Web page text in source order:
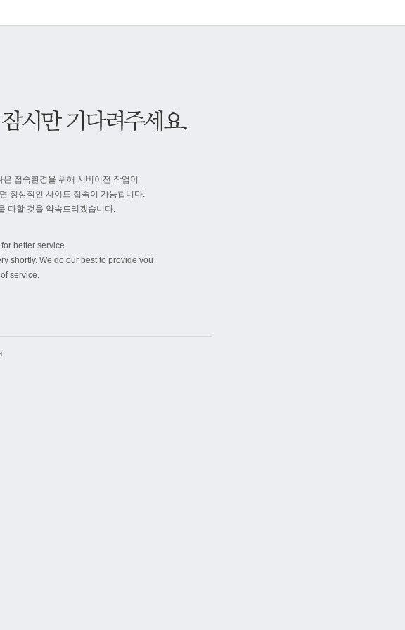
접속환경을 위해 서버이전 작업이
정상적인 사이트 접속이 가능합니다.
다할 것을 약속드리겠습니다.
better service.
shortly. We do our best to provide you
service.